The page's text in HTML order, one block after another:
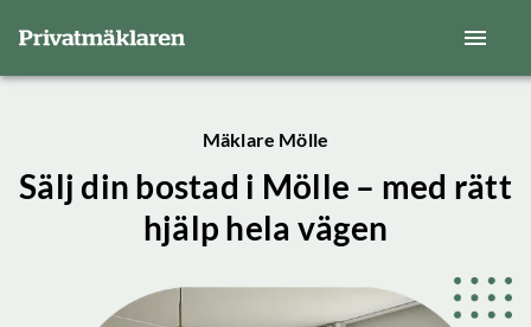
Mäklare Mölle
Sälj din bostad i Mölle – med rätt
hjälp hela vägen